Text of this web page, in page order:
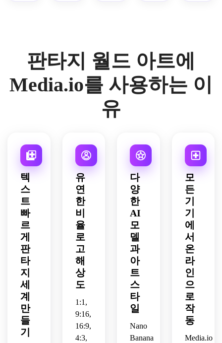
광택
이 나
타지
매트
는 영
화 같
은 판
타지
왕국.
찬 장
엄한
판타
지 수
도.
적인
질감,
하면
신비
으로
가득
험 분
같은
지 구
지 컨
트가
있는
부드
러운
에테
르 조
주 팔
레트,
한 하
이 판
타지
건축,
우아
한 분
위기,
차분
하고
신성
하고
꿈같
은 톤
의 풍
부하
고 세
지르
극적
인 절
제된
조명,
적인
젖은
돌 표
면,
기 있
는 회
양피
린 지
도 스
타일,
세피
트,
적인
아트
를 보
분위
기,
한 디
테일
RPG
월드
빌딩
아트,
몰입
감 있
는 깊
이,
세련
된 컨
셉 일
러스
트레
이션
퀄리
티를
판타지 월드 아트에
Media.io를 사용하는 이
유
텍
스
트
빠
르
게
판
타
지
세
계
만
들
기
유
연
한
비
율
로
고
해
상
도
1:1,
9:16,
16:9,
4:3,
다
양
한
AI
모
델
과
아
트
스
타
일
Nano
Banana
모
든
기
기
에
서
온
라
인
으
로
작
동
Media.io